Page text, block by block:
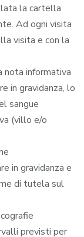
la cartella
Ad ogni visita
visita e con la
nota informativa
in gravidanza, lo
sangue
(villo e/o
in gravidanza e
di tutela sul
previsti per